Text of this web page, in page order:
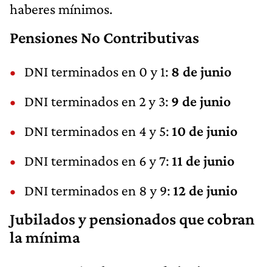
haberes mínimos.
Pensiones No Contributivas
DNI terminados en 0 y 1: 8 de junio
DNI terminados en 2 y 3: 9 de junio
DNI terminados en 4 y 5:10 de junio
DNI terminados en 6 y 7:11 de junio
DNI terminados en 8 y 9:12 de junio
Jubilados y pensionados que cobran
la mínima